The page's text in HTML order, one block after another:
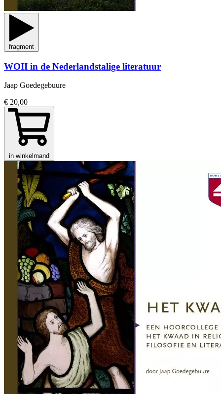
fragment
WOII in de Nederlandstalige literatuur
Jaap Goedegebuure
€ 20,00
in winkelmand